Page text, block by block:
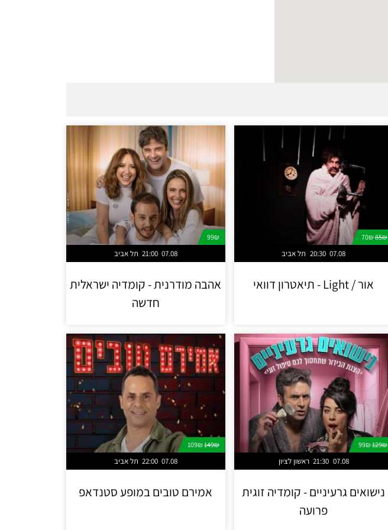
85₪
70₪
תל אביב 20:30 07.08
אור / Light - תיאטרון דוואי
99₪
תל אביב 21:00 07.08
אהבה מודרנית - קומדיה ישראלית
חדשה
129₪
99₪
ראשון לציון 21:30 07.08
נישואים גרעיניים - קומדיה זוגית
פרועה
149₪
109₪
תל אביב 22:00 07.08
אמירם טובים במופע סטנדאפ